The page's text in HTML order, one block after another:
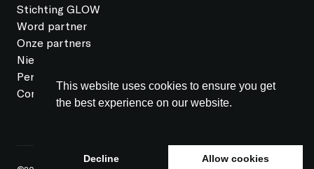
This website uses cookies to ensure you get
the best experience on our website.
Decline Allow cookies
Stichting GLOW
Word partner
Onze partners
Nieuws
Pers
Contact